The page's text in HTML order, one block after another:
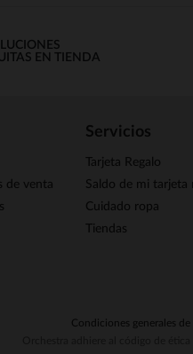
EN TIENDA
de venta
Servicios
Tarjeta Regalo
Saldo de mi tarjeta
Cuidado ropa
Tiendas
Condiciones generales de